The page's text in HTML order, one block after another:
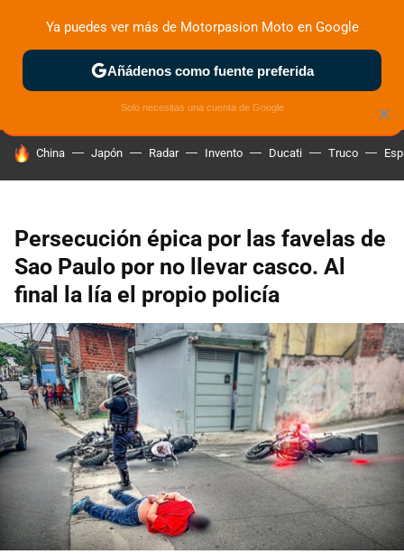
ZONA DE PRUEBAS DEPORTIVAS MOTOS ELÉCTRICAS
HOY SE HABLA DE
China Japón Radar Invento Ducati Truco
Persecución épica por las favelas de
Sao Paulo por no llevar casco. Al
final la lía el propio policía
×
Ya puedes ver más de Motorpasion Moto en Google
Añádenos como fuente preferida
Solo necesitas una cuenta de Google